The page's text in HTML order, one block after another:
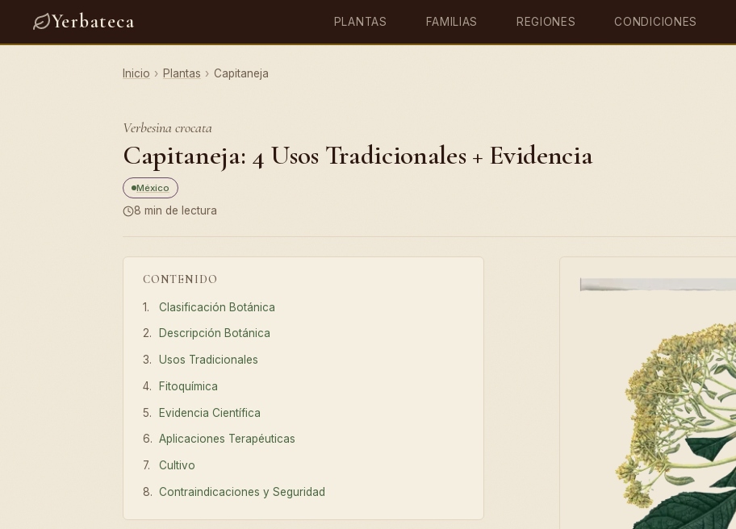
Yerbateca PLANTAS FAMILIAS REGIONES CONDICIONES
Inicio › Plantas › Capitaneja
Verbesina crocata
Capitaneja: 4 Usos Tradicionales + Evidencia
México
8 min de lectura
CONTENIDO
Clasificación Botánica
Descripción Botánica
Usos Tradicionales
Fitoquímica
Evidencia Científica
Aplicaciones Terapéuticas
Cultivo
Contraindicaciones y Seguridad